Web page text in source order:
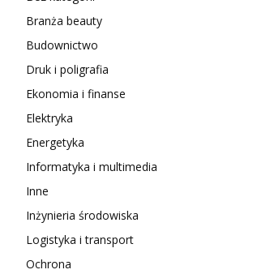
Branża beauty
Budownictwo
Druk i poligrafia
Ekonomia i finanse
Elektryka
Energetyka
Informatyka i multimedia
Inne
Inżynieria środowiska
Logistyka i transport
Ochrona